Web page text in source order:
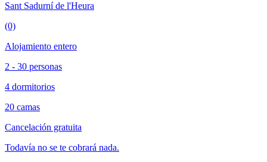
Sant Sadurní de l'Heura
(0)
Alojamiento entero
2 - 30 personas
4 dormitorios
20 camas
Cancelación gratuita
Todavía no se te cobrará nada.